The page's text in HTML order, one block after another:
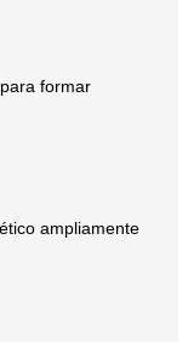
formar
ampliamente